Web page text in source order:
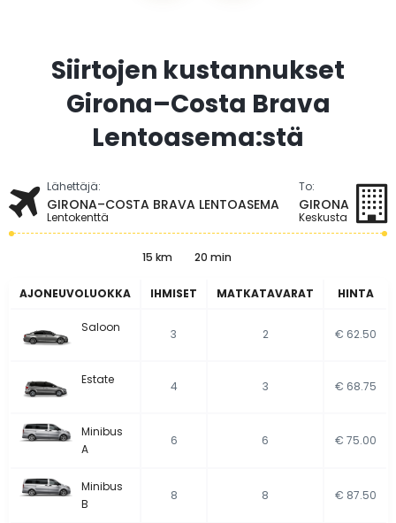
Siirtojen kustannukset
Girona–Costa Brava
Lentoasema:stä
Lähettäjä:
GIRONA–COSTA BRAVA LENTOASEMA
Lentokenttä
To:
GIRONA
Keskusta
15 km 20 min
AJONEUVOLUOKKA IHMISET MATKATAVARAT HINTA
Saloon 3 2 € 62.50
Estate 4 3 € 68.75
Minibus
A
6 6 € 75.00
Minibus
B
8 8 € 87.50